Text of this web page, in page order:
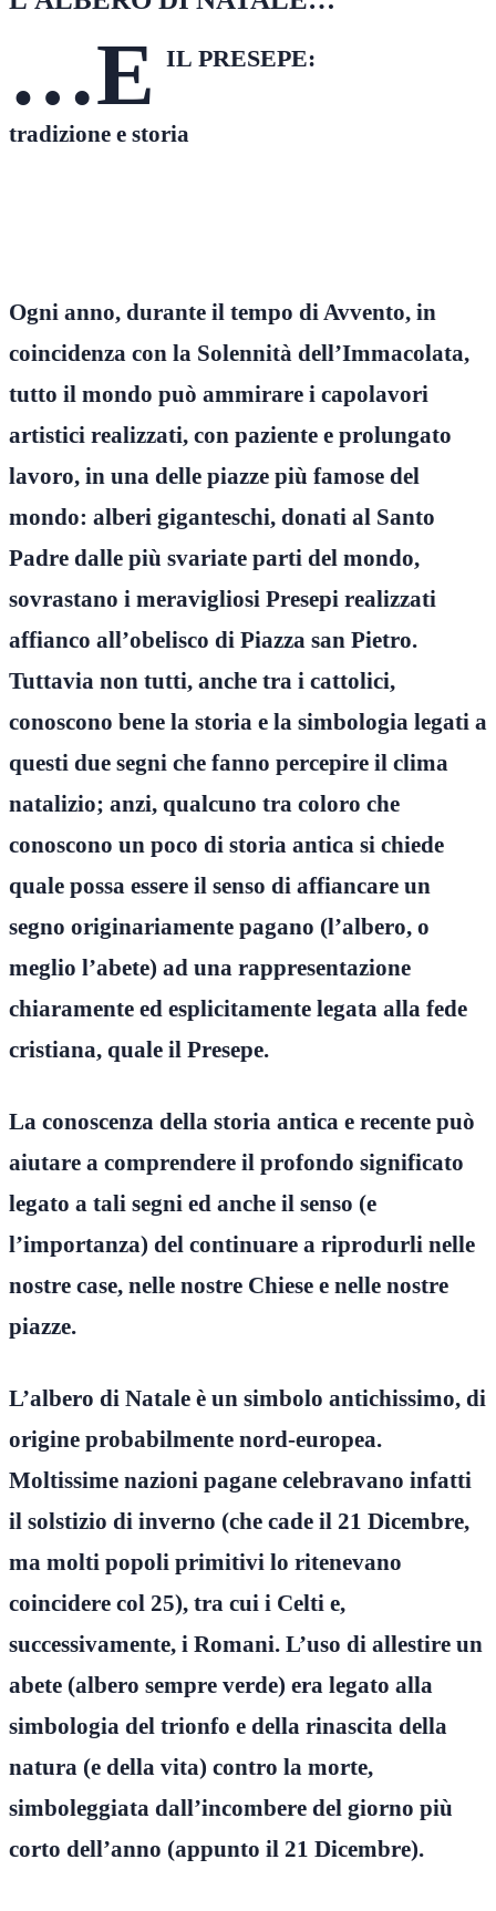
…E IL PRESEPE:
tradizione e storia
Ogni anno, durante il tempo di Avvento, in
coincidenza con la Solennità dell’Immacolata,
tutto il mondo può ammirare i capolavori
artistici realizzati, con paziente e prolungato
lavoro, in una delle piazze più famose del
mondo: alberi giganteschi, donati al Santo
Padre dalle più svariate parti del mondo,
sovrastano i meravigliosi Presepi realizzati
affianco all’obelisco di Piazza san Pietro.
Tuttavia non tutti, anche tra i cattolici,
conoscono bene la storia e la simbologia legati a
questi due segni che fanno percepire il clima
natalizio; anzi, qualcuno tra coloro che
conoscono un poco di storia antica si chiede
quale possa essere il senso di affiancare un
segno originariamente pagano (l’albero, o
meglio l’abete) ad una rappresentazione
chiaramente ed esplicitamente legata alla fede
cristiana, quale il Presepe.
La conoscenza della storia antica e recente può
aiutare a comprendere il profondo significato
legato a tali segni ed anche il senso (e
l’importanza) del continuare a riprodurli nelle
nostre case, nelle nostre Chiese e nelle nostre
piazze.
L’albero di Natale è un simbolo antichissimo, di
origine probabilmente nord-europea.
Moltissime nazioni pagane celebravano infatti
il solstizio di inverno (che cade il 21 Dicembre,
ma molti popoli primitivi lo ritenevano
coincidere col 25), tra cui i Celti e,
successivamente, i Romani. L’uso di allestire un
abete (albero sempre verde) era legato alla
simbologia del trionfo e della rinascita della
natura (e della vita) contro la morte,
simboleggiata dall’incombere del giorno più
corto dell’anno (appunto il 21 Dicembre).